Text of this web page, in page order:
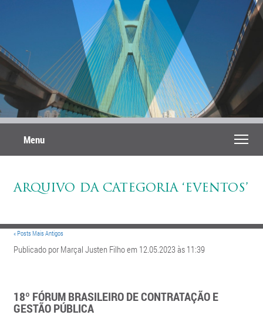
Menu
ARQUIVO DA CATEGORIA ‘EVENTOS’
« Posts Mais Antigos
Publicado por Marçal Justen Filho em 12.05.2023 às 11:39
18º FÓRUM BRASILEIRO DE CONTRATAÇÃO E
GESTÃO PÚBLICA